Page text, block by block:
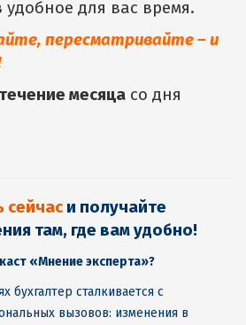
для вас время.
пересматривайте – и
месяца со дня
сейчас и получайте
там, где вам удобно!
«Мнение эксперта»?
бухгалтер сталкивается с
вызовов: изменения в